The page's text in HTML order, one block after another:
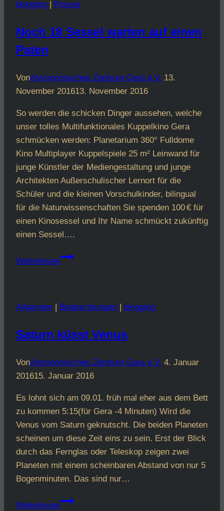
Zwergstern
mysteriöser
ein
blogging | Presse
Noch 18 Sessel warten auf einen
Paten
VonAstronomisches Zentrum Gera e.V. 13.
November 201613. November 2016
So werden die schicken Dinger aussehen, welche
unser tolles Multifunktionales Kuppelkino Gera
schmücken werden: Planetarium 360° Fulldome
Kino Multiplayer Kuppelspiele 25 m² Leinwand für
junge Künstler der Mediengestaltung und junge
Architekten Außerschulischer Lernort für die
Schüler und die kleinen Vorschulkinder, bilingual
für die Naturwissenschaften Sie spenden 100 € für
einen Kinosessel und Ihr Name schmückt zukünftig
einen Sessel….
Weiterlesen
Noch
auf
Paten
Allgemein | Beobachtungen | blogging
Saturn küsst Venus
VonAstronomisches Zentrum Gera e.V. 4. Januar
201615. Januar 2016
Es lohnt sich am 09.01. früh mal eher aus dem Bett
zu kommen 5:15(für Gera -4 Minuten) Wird die
Venus vom Saturn geknutscht. Die beiden Planeten
scheinen um diese Zeit eins zu sein. Erst der Blick
durch das Fernglas oder Teleskop zeigen zwei
Planeten mit einem scheinbaren Abstand von nur 5
Bogenminuten. Das sind nur…
Weiterlesen
Saturn